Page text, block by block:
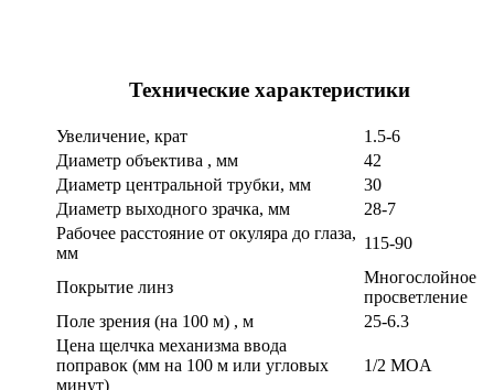
Технические характеристики
Увеличение, крат
1.5-6
Диаметр объектива , мм
42
Диаметр центральной трубки, мм
30
Диаметр выходного зрачка, мм
28-7
Рабочее расстояние от окуляра до глаза,
мм
115-90
Покрытие линз
Многослойное
просветление
Поле зрения (на 100 м) , м
25-6.3
Цена щелчка механизма ввода
поправок (мм на 100 м или угловых
минут)
1/2 MOA